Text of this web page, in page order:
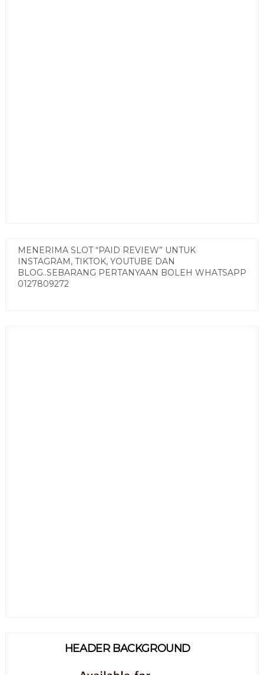
MENERIMA SLOT “PAID REVIEW” UNTUK
INSTAGRAM, TIKTOK, YOUTUBE DAN
BLOG..SEBARANG PERTANYAAN BOLEH WHATSAPP
0127809272
HEADER BACKGROUND